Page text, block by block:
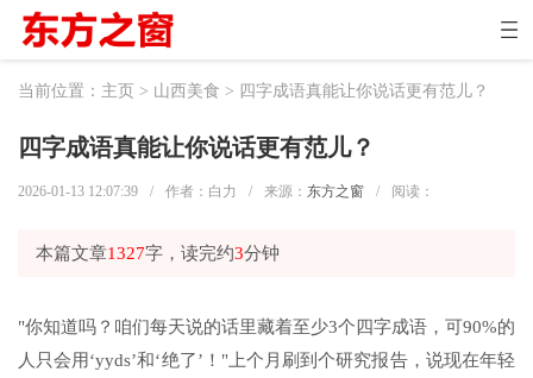
当前位置： 主页 > 山西美食 > 四字成语真能让你说话更有范儿？
四字成语真能让你说话更有范儿？
2026-01-13 12:07:39 / 作者：白力 / 来源： 东方之窗 / 阅读：
本篇文章1327字，读完约3分钟
"你知道吗？咱们每天说的话里藏着至少3个四字成语，可90%的
人只会用‘yyds’和‘绝了’！"上个月刷到个研究报告，说现在年轻